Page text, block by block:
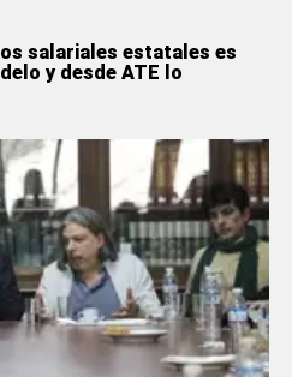
salariales estatales es
y desde ATE lo